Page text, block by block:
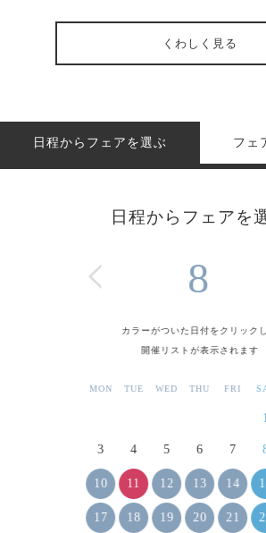
くわしく見る
日程からフェアを選ぶ フェ
日程からフェアを
8
カラーがついた日付をクリック
開催リストが表示されます
MON TUE WED THU FRI
3 4 5 6 7
10 11 12 13 14
17 18 19 20 21